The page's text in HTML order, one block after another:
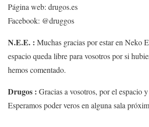
Página web: drugos.es
Facebook: @druggos
N.E.E. : Muchas gracias por estar en Neko
espacio queda libre para vosotros por si
hemos comentado.
Drugos : Gracias a vosotros, por el espacio
Esperamos poder veros en alguna sala